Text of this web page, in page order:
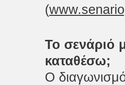
(
Το σενάριό
καταθέσω;
Ο